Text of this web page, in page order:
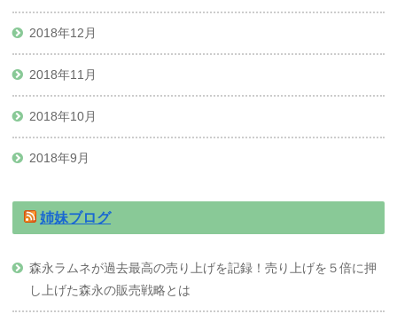
2018年12月
2018年11月
2018年10月
2018年9月
姉妹ブログ
森永ラムネが過去最高の売り上げを記録！売り上げを５倍に押
し上げた森永の販売戦略とは